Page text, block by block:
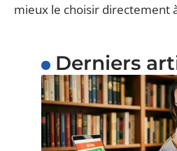
mieux le choisir directement
Derniers